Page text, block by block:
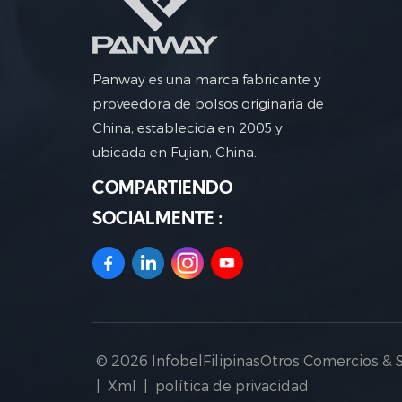
Panway es una marca fabricante y
proveedora de bolsos originaria de
China, establecida en 2005 y
ubicada en Fujian, China.
COMPARTIENDO
SOCIALMENTE :
© 2026 InfobelFilipinasOtros Comercios &
Xml política de privacidad